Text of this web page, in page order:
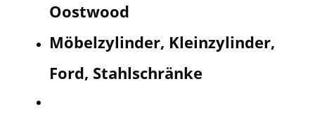
Oostwood
Möbelzylinder, Kleinzylinder,
Ford, Stahlschränke